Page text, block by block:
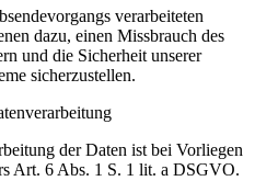
verarbeiteten
dazu, einen Missbrauch des
und die Sicherheit unserer
sicherzustellen.
der Daten ist bei Vorliegen
Art. 6 Abs. 1 S. 1 lit. a DSGVO.